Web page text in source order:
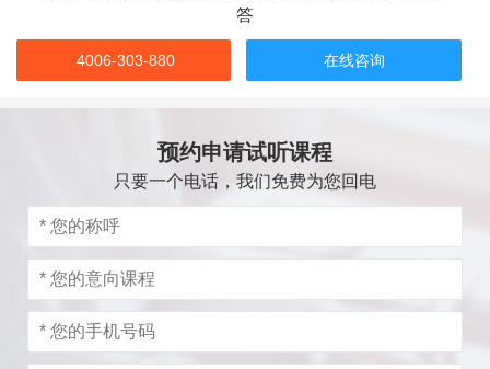
答
4006-303-880 在线咨询
预约申请试听课程
只要一个电话，我们免费为您回电